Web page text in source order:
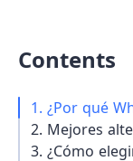
Contents
1. ¿Por qué
2. Mejores
3. ¿Cómo